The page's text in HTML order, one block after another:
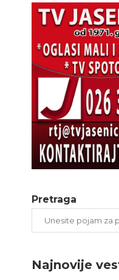
Pretraga
Najnovije